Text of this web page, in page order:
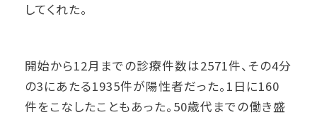
してくれた。
開始から12月までの診療件数は2571件、その4分
の3にあたる1935件が陽性者だった。1日に160
件をこなしたこともあった。50歳代までの働き盛